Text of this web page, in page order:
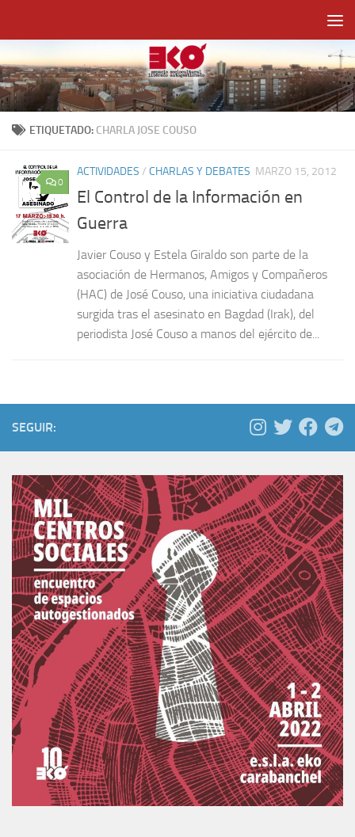
ETIQUETADO: CHARLA JOSE COUSO
0
ACTIVIDADES / CHARLAS Y DEBATES MARZO 15, 2012
El Control de la Información en
Guerra
Javier Couso y Estela Giraldo son parte de la
asociación de Hermanos, Amigos y Compañeros
(HAC) de José Couso, una iniciativa ciudadana
surgida tras el asesinato en Bagdad (Irak), del
periodista José Couso a manos del ejército de...
SEGUIR: